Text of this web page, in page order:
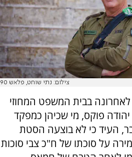
צילום: נתי שוחט, פלאש 90
בבית המשפט המחוזי
פוקס, מי שכיהן כמפקד
ב-7 באוקטובר, העיד כי לא בוצעה הסטת
על סוכתו של ח"כ צבי סוכות